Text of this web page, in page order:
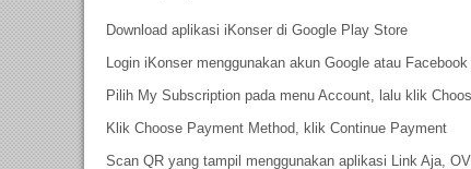
Download aplikasi iKonser di Google Play Store
Login iKonser menggunakan akun Google atau Facebook
Pilih My Subscription pada menu Account, lalu klik
Klik Choose Payment Method, klik Continue Payment
Scan QR yang tampil menggunakan aplikasi Link Aja,